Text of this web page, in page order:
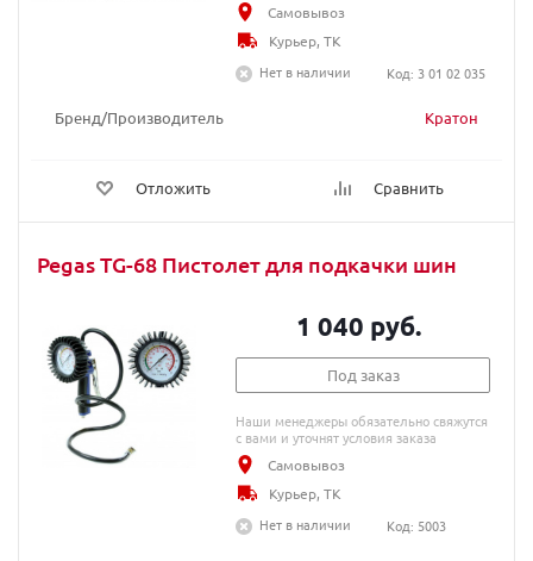
Бренд/Производитель Кратон
Отложить Сравнить
Самовывоз
Курьер, ТК
Нет в наличии
Код: 3 01 02 035
Pegas TG-68 Пистолет для подкачки шин
1 040 руб.
Под заказ
Наши менеджеры обязательно свяжутся
с вами и уточнят условия заказа
Самовывоз
Курьер, ТК
Нет в наличии
Код: 5003